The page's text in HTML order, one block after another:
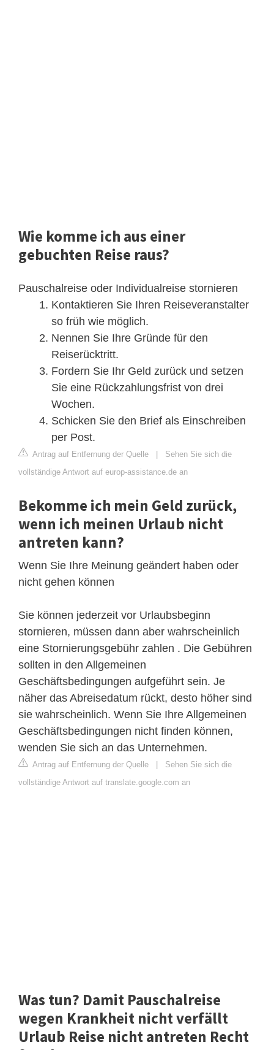
Wie komme ich aus einer
gebuchten Reise raus?
Pauschalreise oder Individualreise stornieren
Kontaktieren Sie Ihren Reiseveranstalter
so früh wie möglich.
Nennen Sie Ihre Gründe für den
Reiserücktritt.
Fordern Sie Ihr Geld zurück und setzen
Sie eine Rückzahlungsfrist von drei
Wochen.
Schicken Sie den Brief als Einschreiben
per Post.
Antrag auf Entfernung der Quelle
Sehen Sie sich die
vollständige Antwort auf europ-assistance.de an
Bekomme ich mein Geld zurück,
wenn ich meinen Urlaub nicht
antreten kann?
Wenn Sie Ihre Meinung geändert haben oder
nicht gehen können
Sie können jederzeit vor Urlaubsbeginn
stornieren, müssen dann aber wahrscheinlich
eine Stornierungsgebühr zahlen . Die Gebühren
sollten in den Allgemeinen
Geschäftsbedingungen aufgeführt sein. Je
näher das Abreisedatum rückt, desto höher sind
sie wahrscheinlich. Wenn Sie Ihre Allgemeinen
Geschäftsbedingungen nicht finden können,
wenden Sie sich an das Unternehmen.
Antrag auf Entfernung der Quelle
Sehen Sie sich die
vollständige Antwort auf translate.google.com an
Was tun? Damit Pauschalreise
wegen Krankheit nicht verfällt
Urlaub Reise nicht antreten Recht